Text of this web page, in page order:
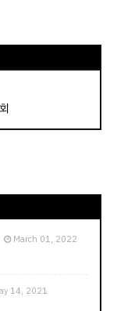
March 01, 2022
14, 2021